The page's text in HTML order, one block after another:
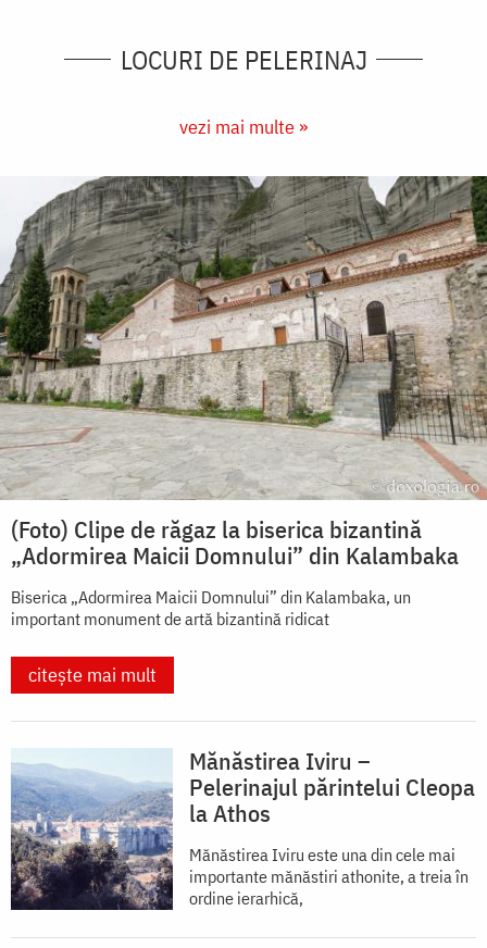
LOCURI DE PELERINAJ
vezi mai multe »
(Foto) Clipe de răgaz la biserica bizantină
„Adormirea Maicii Domnului” din Kalambaka
Biserica „Adormirea Maicii Domnului” din Kalambaka, un
important monument de artă bizantină ridicat
citește mai mult
Mănăstirea Iviru –
Pelerinajul părintelui Cleopa
la Athos
Mănăstirea Iviru este una din cele mai
importante mănăstiri athonite, a treia în
ordine ierarhică,